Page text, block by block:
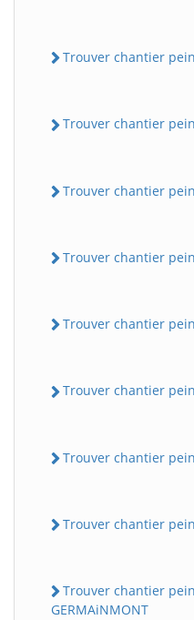
Trouver chantier
Trouver chantier
Trouver chantier
Trouver chantier
Trouver chantier
Trouver chantier
Trouver chantier
Trouver chantier
Trouver chantier
GERMAiNMONT